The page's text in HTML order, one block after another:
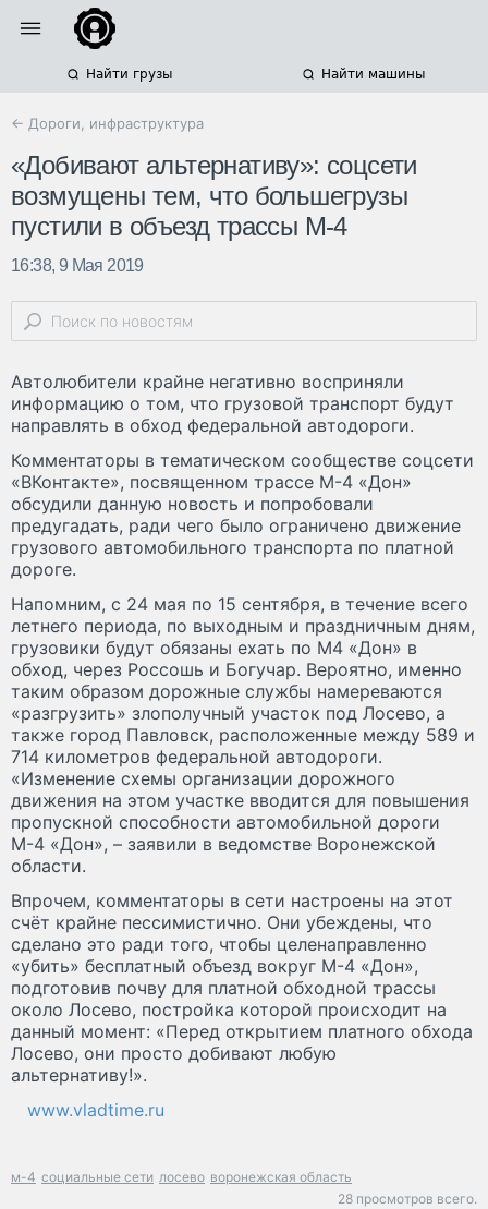
Найти грузы Найти машины
← Дороги, инфраструктура
«Добивают альтернативу»: соцсети
возмущены тем, что большегрузы
пустили в объезд трассы М-4
16:38, 9 Мая 2019
Автолюбители крайне негативно восприняли
информацию о том, что грузовой транспорт будут
направлять в обход федеральной автодороги.
Комментаторы в тематическом сообществе соцсети
«ВКонтакте», посвященном трассе М-4 «Дон»
обсудили данную новость и попробовали
предугадать, ради чего было ограничено движение
грузового автомобильного транспорта по платной
дороге.
Напомним, с 24 мая по 15 сентября, в течение всего
летнего периода, по выходным и праздничным дням,
грузовики будут обязаны ехать по М4 «Дон» в
обход, через Россошь и Богучар. Вероятно, именно
таким образом дорожные службы намереваются
«разгрузить» злополучный участок под Лосево, а
также город Павловск, расположенные между 589 и
714 километров федеральной автодороги.
«Изменение схемы организации дорожного
движения на этом участке вводится для повышения
пропускной способности автомобильной дороги
М-4 «Дон», – заявили в ведомстве Воронежской
области.
Впрочем, комментаторы в сети настроены на этот
счёт крайне пессимистично. Они убеждены, что
сделано это ради того, чтобы целенаправленно
«убить» бесплатный объезд вокруг М-4 «Дон»,
подготовив почву для платной обходной трассы
около Лосево, постройка которой происходит на
данный момент: «Перед открытием платного обхода
Лосево, они просто добивают любую
альтернативу!».
www.vladtime.ru
м-4 социальные сети лосево воронежская область
28 просмотров всего.